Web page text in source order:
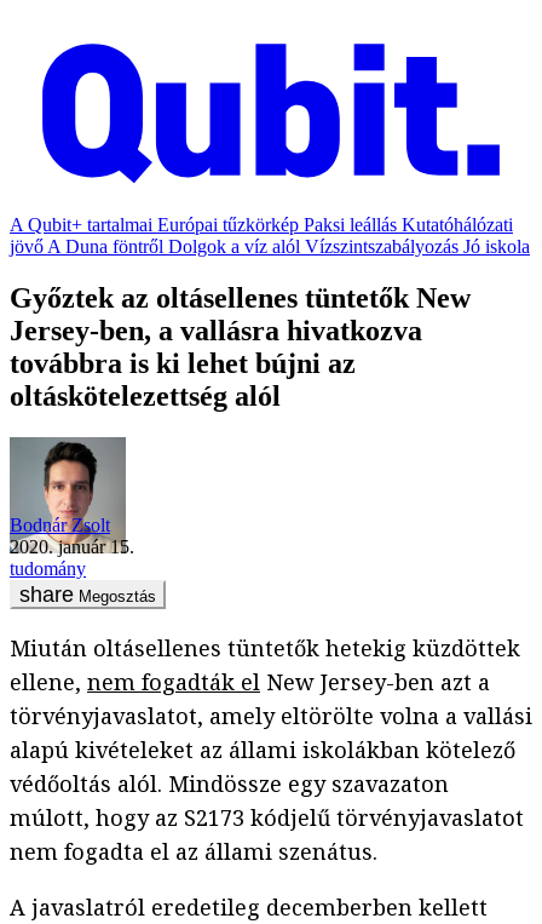
A Qubit+ tartalmai Európai tűzkörkép Paksi leállás Kutatóhálózati
jövő A Duna föntről Dolgok a víz alól Vízszintszabályozás Jó iskola
Győztek az oltásellenes tüntetők New
Jersey-ben, a vallásra hivatkozva
továbbra is ki lehet bújni az
oltáskötelezettség alól
Bodnár Zsolt
2020. január 15.
tudomány
Megosztás
Miután oltásellenes tüntetők hetekig küzdöttek
ellene, nem fogadták el New Jersey-ben azt a
törvényjavaslatot, amely eltörölte volna a vallási
alapú kivételeket az állami iskolákban kötelező
védőoltás alól. Mindössze egy szavazaton
múlott, hogy az S2173 kódjelű törvényjavaslatot
nem fogadta el az állami szenátus.
A javaslatról eredetileg decemberben kellett